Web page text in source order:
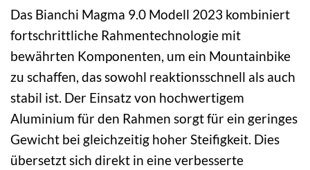
Das Bianchi Magma 9.0 Modell 2023 kombiniert
fortschrittliche Rahmentechnologie mit
bewährten Komponenten, um ein Mountainbike
zu schaffen, das sowohl reaktionsschnell als auch
stabil ist. Der Einsatz von hochwertigem
Aluminium für den Rahmen sorgt für ein geringes
Gewicht bei gleichzeitig hoher Steifigkeit. Dies
übersetzt sich direkt in eine verbesserte